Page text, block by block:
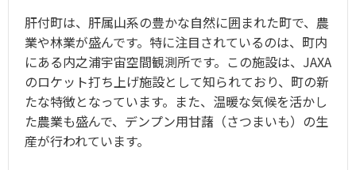
肝付町は、肝属山系の豊かな自然に囲まれた町で、農
業や林業が盛んです。特に注目されているのは、町内
にある内之浦宇宙空間観測所です。この施設は、JAXA
のロケット打ち上げ施設として知られており、町の新
たな特徴となっています。また、温暖な気候を活かし
た農業も盛んで、デンプン用甘藷（さつまいも）の生
産が行われています。